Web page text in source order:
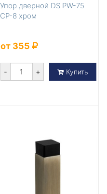
Упор дверной DS PW-75
CP-8 хром
от 355
- + Купить